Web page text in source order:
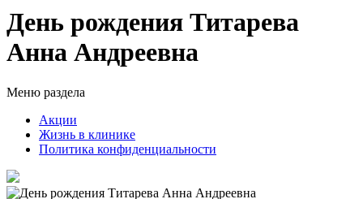
День рождения Титарева
Анна Андреевна
Меню раздела
Акции
Жизнь в клинике
Политика конфиденциальности